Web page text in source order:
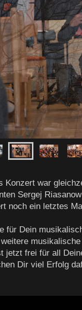
Konzert war
Sergej
noch ein letztes
für Dein
weitere
jetzt frei für all
Dir viel Erfolg